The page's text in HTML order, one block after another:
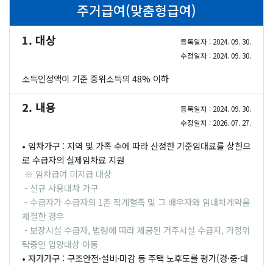
주거급여(맞춤형급여)
1. 대상
등록일자 : 2024. 09. 30.
수정일자 : 2024. 09. 30.
소득인정액이 기준 중위소득의 48% 이하
2. 내용
등록일자 : 2024. 09. 30.
수정일자 : 2026. 07. 27.
• 임차가구 : 지역 및 가족 수에 따라 산정한 기준임대료를 상한으
로 수급자의 실제임차료 지원
※ 임차급여 미지급 대상
- 신규 사용대차 가구
- 수급자가 수급자의 1촌 직계혈족 및 그 배우자와 임대차계약을
체결한 경우
- 보장시설 수급자, 법령에 따라 제공된 거주시설 수급자, 가정위
탁중인 입양대상 아동
• 자가가구 : 구조안전·설비·마감 등 주택 노후도를 평가(경·중·대